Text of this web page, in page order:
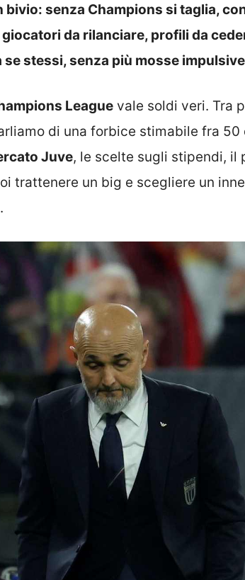
bivio: senza Champions si taglia,
da rilanciare, profili da
stessi, senza più mosse
League vale soldi veri. Tra
di una forbice stimabile fra 50
Juve, le scelte sugli stipendi, il
trattenere un big e scegliere un